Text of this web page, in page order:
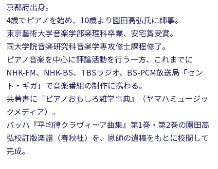
京都府出身。
4歳でピアノを始め、10歳より園田高弘氏に師事。
東京藝術大学音楽学部楽理科卒業、安宅賞受賞。
同大学院音楽研究科音楽学専攻修士課程修了。
ピアノ音楽を中心に評論活動を行う一方、これまでに
NHK-FM、NHK-BS、TBSラジオ、BS-PCM放送局「セン
ト・ギガ」で音楽番組の制作に携わる。
共著書に『ピアノおもしろ雑学事典』（ヤマハミュージッ
クメディア）。
バッハ『平均律クラヴィーア曲集』第1巻・第2巻の園田高
弘校訂版楽譜（春秋社）を、恩師の遺稿をもとに校閲して
完成。